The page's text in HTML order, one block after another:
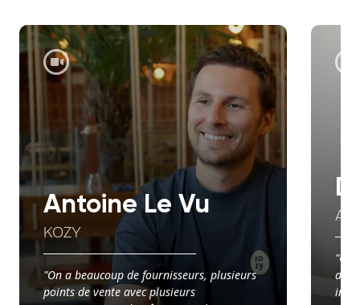
Antoine Le Vu
KOZY
"On a beaucoup de fournisseurs, plusieurs
points de vente avec plusieurs
"Ce